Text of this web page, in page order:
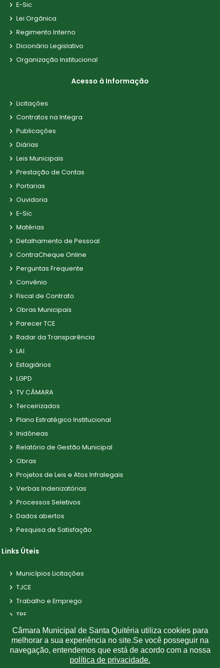
E-Sic
Lei Orgânica
Regimento Interno
Dicionário Legislativo
Organização Institucional
Acesso à Informação
Licitações
Contratos na Integra
Publicações
Diárias
Leis Municipais
Prestação de Contas
Portarias
Ouvidoria
E-Sic
Matérias
Detalhamento de Pessoal
ContraCheque Online
Perguntas Frequente
Convênio
Fiscal de Contrato
Obras Municipais
Parecer TCE
Radar da Transparência
LAI
Estagiários
LGPD
TV CÂMARA
Terceirizados
Plano Estratégico Institucional
Inidôneas
Relatório de Gestão Municipal
Obras
Projetos de Leis e Atos Infralegais
Verbas Indenizatórias
Processos Seletivos
Dados abertos
Pesquisa de Satisfação
Links Úteis
Municípios Licitações
TJCE
Trabalho e Emprego
TRE
TCE
Câmara Municipal de Santa Quitéria utiliza cookies para
melhorar a sua experiência no site.Se você posseguir na
navegação, entendemos que está de acordo com a nossa
política de privacidade.